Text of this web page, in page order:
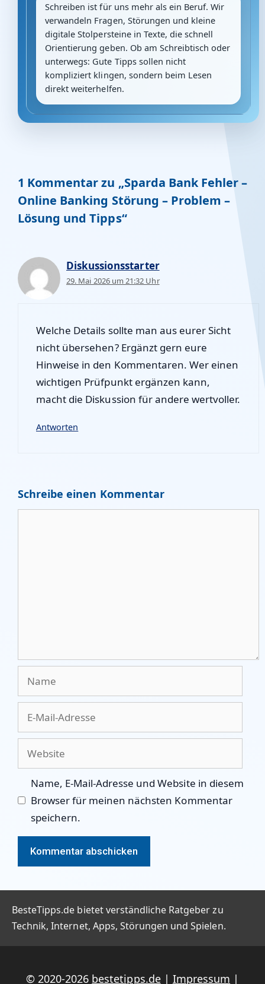
Schreiben ist für uns mehr als ein Beruf. Wir
verwandeln Fragen, Störungen und kleine
digitale Stolpersteine in Texte, die schnell
Orientierung geben. Ob am Schreibtisch oder
unterwegs: Gute Tipps sollen nicht
kompliziert klingen, sondern beim Lesen
direkt weiterhelfen.
1 Kommentar zu „Sparda Bank Fehler –
Online Banking Störung – Problem –
Lösung und Tipps“
Diskussionsstarter
29. Mai 2026 um 21:32 Uhr
Welche Details sollte man aus eurer Sicht
nicht übersehen? Ergänzt gern eure
Hinweise in den Kommentaren. Wer einen
wichtigen Prüfpunkt ergänzen kann,
macht die Diskussion für andere wertvoller.
Antworten
Schreibe einen Kommentar
Name, E-Mail-Adresse und Website in diesem
Browser für meinen nächsten Kommentar
speichern.
BesteTipps.de bietet verständliche Ratgeber zu
Technik, Internet, Apps, Störungen und Spielen.
© 2020-2026 bestetipps.de| Impressum |